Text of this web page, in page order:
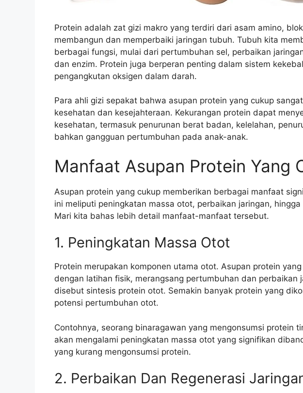
Protein adalah zat gizi makro yang terdiri dari asam amino,
membangun dan memperbaiki jaringan tubuh. Tubuh kita
berbagai fungsi, mulai dari pertumbuhan sel, perbaikan
dan enzim. Protein juga berperan penting dalam sistem
pengangkutan oksigen dalam darah.
Para ahli gizi sepakat bahwa asupan protein yang cukup
kesehatan dan kesejahteraan. Kekurangan protein dapat
kesehatan, termasuk penurunan berat badan, kelelahan,
bahkan gangguan pertumbuhan pada anak-anak.
Manfaat Asupan Protein Yang
Asupan protein yang cukup memberikan berbagai manfaat
ini meliputi peningkatan massa otot, perbaikan jaringan,
Mari kita bahas lebih detail manfaat-manfaat tersebut.
1. Peningkatan Massa Otot
Protein merupakan komponen utama otot. Asupan protein
dengan latihan fisik, merangsang pertumbuhan dan perbaikan
disebut sintesis protein otot. Semakin banyak protein yang
potensi pertumbuhan otot.
Contohnya, seorang binaragawan yang mengonsumsi protein
akan mengalami peningkatan massa otot yang signifikan
yang kurang mengonsumsi protein.
2. Perbaikan Dan Regenerasi